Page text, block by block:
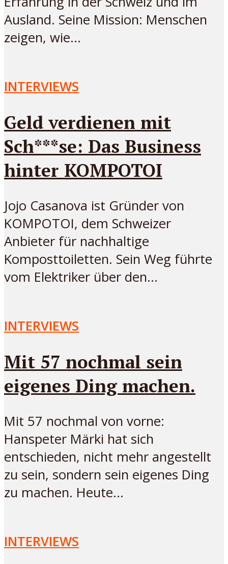
Ausland. Seine Mission: Menschen
zeigen, wie...
INTERVIEWS
Geld verdienen mit
Sch***se: Das Business
hinter KOMPOTOI
Jojo Casanova ist Gründer von
KOMPOTOI, dem Schweizer
Anbieter für nachhaltige
Komposttoiletten. Sein Weg führte
vom Elektriker über den...
INTERVIEWS
Mit 57 nochmal sein
eigenes Ding machen.
Mit 57 nochmal von vorne:
Hanspeter Märki hat sich
entschieden, nicht mehr angestellt
zu sein, sondern sein eigenes Ding
zu machen. Heute...
INTERVIEWS